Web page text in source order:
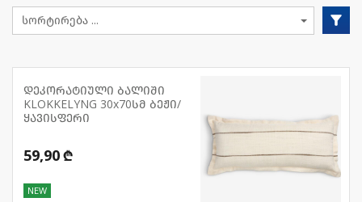
დეკორატიული ბალიში
KLOKKELYNG 30x70სმ ბეჟი/
ყავისფერი
59,90 ₾
NEW